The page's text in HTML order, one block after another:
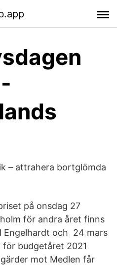
– attrahera bortglömda
på onsdag 27
för andra året finns
Engelhardt och​ 24 mars
budgetåret 2021
mot Medlen får